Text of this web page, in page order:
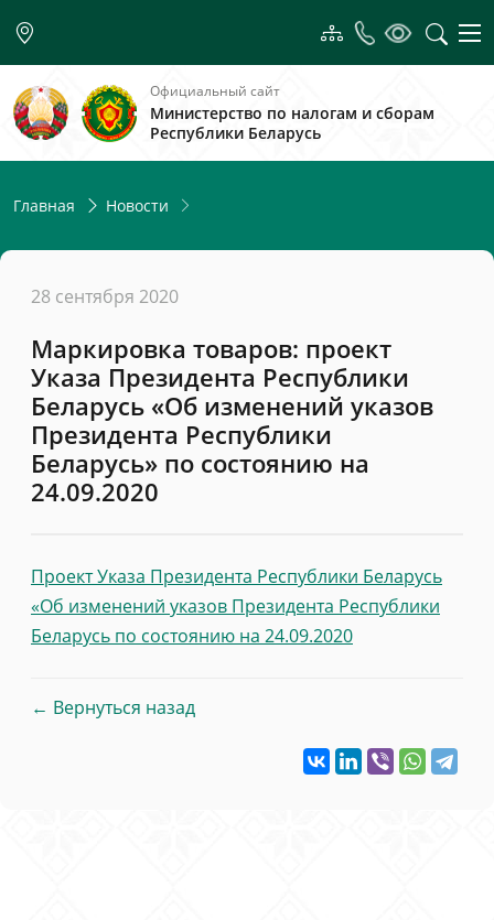
Официальный сайт
Министерство по налогам и сборам
Республики Беларусь
Главная Новости
28 сентября 2020
Маркировка товаров: проект
Указа Президента Республики
Беларусь «Об изменений указов
Президента Республики
Беларусь» по состоянию на
24.09.2020
Проект Указа Президента Республики Беларусь
«Об изменений указов Президента Республики
Беларусь по состоянию на 24.09.2020
← Вернуться назад